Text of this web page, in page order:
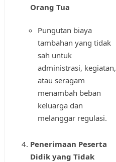
Orang Tua
Pungutan biaya
tambahan yang tidak
sah untuk
administrasi, kegiatan,
atau seragam
menambah beban
keluarga dan
melanggar regulasi.
Penerimaan Peserta
Didik yang Tidak